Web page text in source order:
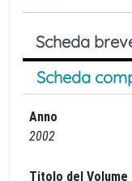
Scheda
Scheda
Anno
2002
Titolo del Volume